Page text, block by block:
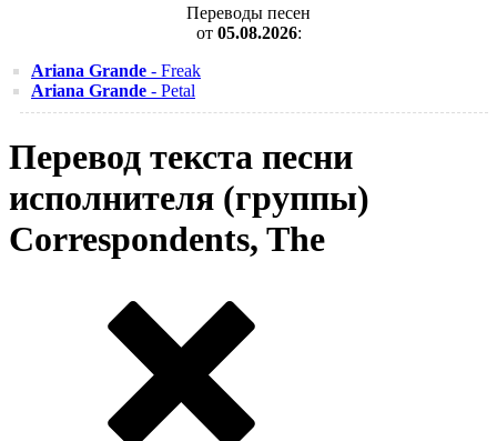
Переводы песен
от 05.08.2026:
Ariana Grande - Freak
Ariana Grande - Petal
Перевод текста песни
исполнителя (группы)
Correspondents, The